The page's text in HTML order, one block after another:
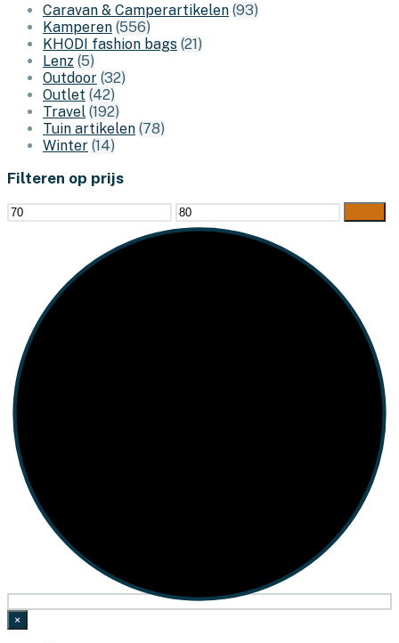
Caravan & Camperartikelen (93)
Kamperen (556)
KHODI fashion bags (21)
Lenz (5)
Outdoor (32)
Outlet (42)
Travel (192)
Tuin artikelen (78)
Winter (14)
Filteren op prijs
Min.
prijs
Max.
prijs
×